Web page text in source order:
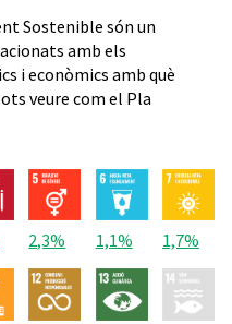
Sostenible són un
amb els
i econòmics amb què
veure com el Pla
2,3% 1,1% 1,7%